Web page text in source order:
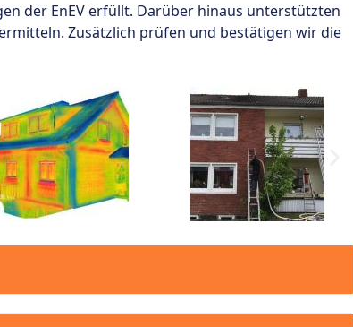
der EnEV erfüllt. Darüber hinaus unterstützten
Zusätzlich prüfen und bestätigen wir die